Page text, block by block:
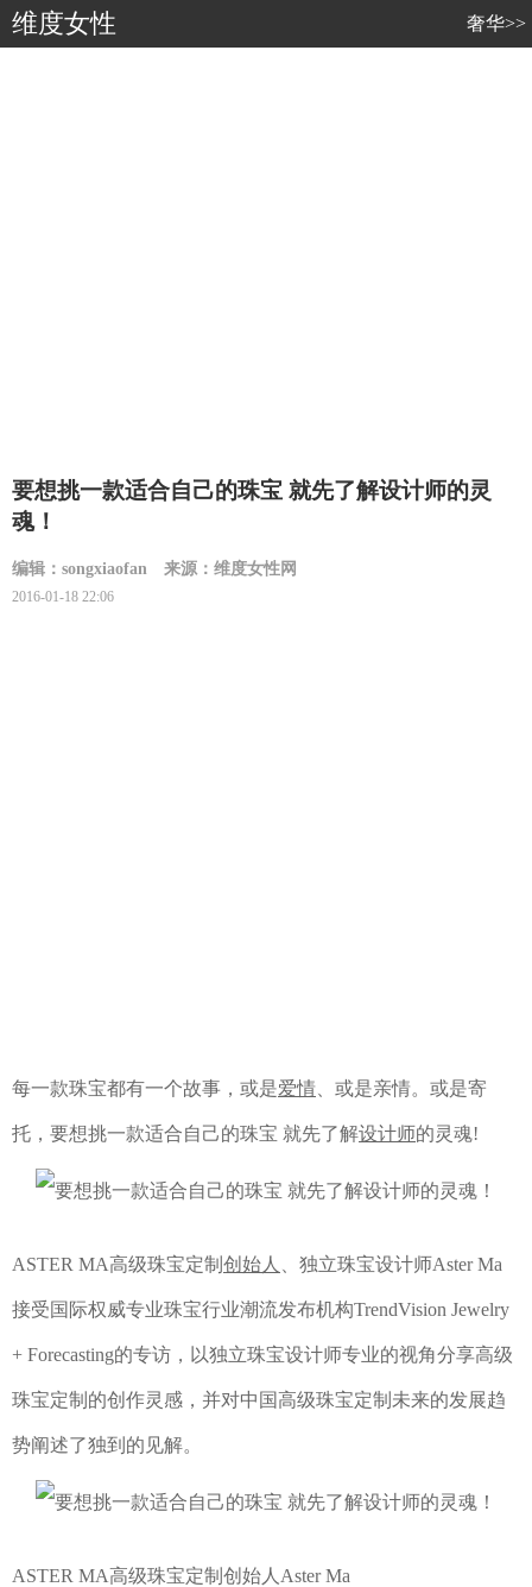
维度女性 奢华>>
要想挑一款适合自己的珠宝 就先了解设计师的灵
魂！
编辑：songxiaofan 来源：维度女性网
2016-01-18 22:06
每一款珠宝都有一个故事，或是爱情 、或是亲情。或是寄
托，要想挑一款适合自己的珠宝 就先了解设计师的灵魂!
ASTER MA高级珠宝定制 创始人 、独立珠宝设计师Aster Ma
接受国际权威专业珠宝行业潮流发布机构TrendVision Jewelry
+ Forecasting的专访，以独立珠宝设计师专业的视角分享高级
珠宝定制的创作灵感，并对中国高级珠宝定制未来的发展趋
势阐述了独到的见解。
ASTER MA高级珠宝定制创始人Aster Ma